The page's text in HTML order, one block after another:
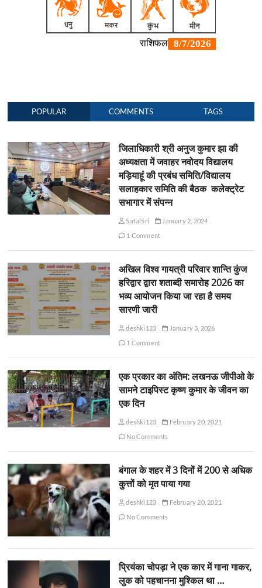
POPULAR COMMENTS TAGS
जिलाधिकारी श्री अनुज कुमार झा की
अध्यक्षता में जवाहर नवोदय विद्यालय
मड़ियाहूं की प्रबंध समिति/विद्यालय
सलाहकार समिति की बैठक कलेक्ट्रेट
सभागार में संपन्न
SafalSri
January 2, 2024
1 Comment
अखिल विश्व गायत्री परिवार शान्ति कुंज
हरिद्वार द्वारा शताब्दी समारोह 2026 का
भव्य आयोजन किया जा रहा है समय
सारणी जारी
deshki123
January 3, 2026
1 Comment
एक प्रकार का अंतिम: लखनऊ जीपीओ के
सामने टाइपिस्ट कृष्ण कुमार के जीवन का
एक दिन
deshki123
February 20, 2021
No Comments
बंगाल के शहर में 3 दिनों में 200 से अधिक
कुत्तों को मृत पाया गया
deshki123
February 20, 2021
No Comments
प्रियंका चोपड़ा ने एक कार में गाना गाकर,
लुक को पहचानना मुश्किल था …